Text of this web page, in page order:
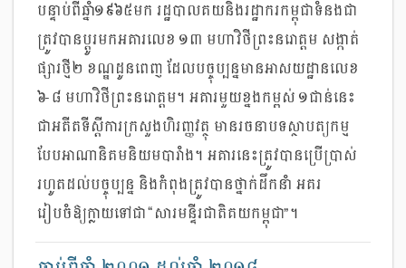
បន្ទាប់ពីឆ្នាំ១៩៦៥មក រដ្ឋបាលគយនិងរដ្ឋាករកម្ពុជាទំនងជា
ត្រូវបានប្តូរមកអគារលេខ ១៣ មហាវិថីព្រះនរោត្តម សង្កាត់
ផ្សារថ្មី២ ខណ្ឌដូនពេញ ដែលបច្ចុប្បន្នមានអាសយដ្ឋានលេខ
៦-៨ មហាវិថីព្រះនរោត្តម។ អគារមួយខ្នងកម្ពស់ ១ជាន់នេះ
ជាអតីតទីស្តីការក្រសួងហិរញ្ញវត្ថុ មានរចនាបទស្ថាបត្យកម្ម
បែបអាណានិគមនិយមបារាំង។ អគារនេះត្រូវបានប្រើប្រាស់
រហូតដល់បច្ចុប្បន្ន និងកំពុងត្រូវបានថ្នាក់ដឹកនាំ អគរ
រៀបចំឱ្យក្លាយទៅជា “សារមន្ទីរជាតិគយកម្ពុជា”។